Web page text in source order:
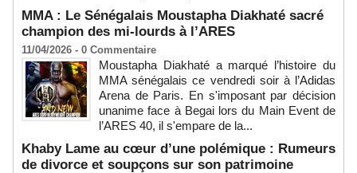
MMA : Le Sénégalais Moustapha Diakhaté sacré
champion des mi-lourds à l’ARES
11/04/2026 - 0 Commentaire
Moustapha Diakhaté a marqué l’histoire du
MMA sénégalais ce vendredi soir à l’Adidas
Arena de Paris. En s'imposant par décision
unanime face à Begai lors du Main Event de
l’ARES 40, il s'empare de la...
Khaby Lame au cœur d’une polémique : Rumeurs
de divorce et soupçons sur son patrimoine